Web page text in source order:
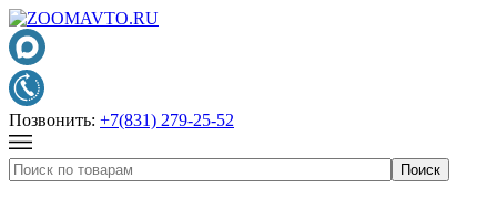
Позвонить: +7(831) 279-25-52